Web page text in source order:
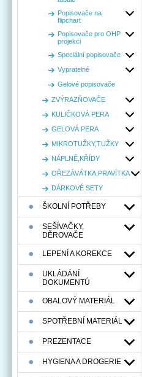
Popisovače na
flipchart
Popisovače pro OHP
projekci
Speciální popisovače
Vypratelné
Gelové popisovače
ZVÝRAZŇOVAČE
KULIČKOVÁ PERA
GELOVÁ PERA
MIKROTUŽKY,TUŽKY
NÁPLNĚ,KŘÍDY
OŘEZÁVÁTKA,PRAVÍTKA
DÁRKOVÉ SETY
ŠKOLNÍ POTŘEBY
SEŠÍVAČKY,
DĚROVAČE
LEPENÍ A KOREKCE
UKLÁDÁNÍ
DOKUMENTÚ
OBALOVÝ MATERIÁL
SPOTŘEBNÍ MATERIÁL
PREZENTACE
HYGIENA A DROGERIE